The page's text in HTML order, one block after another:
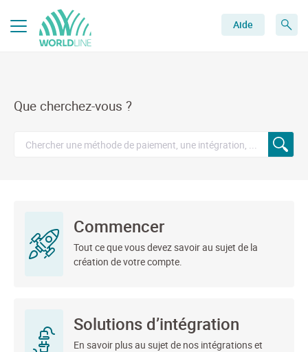
Aide
Que cherchez-vous ?
Commencer
Tout ce que vous devez savoir au sujet de la
création de votre compte.
Solutions d’intégration
En savoir plus au sujet de nos intégrations et